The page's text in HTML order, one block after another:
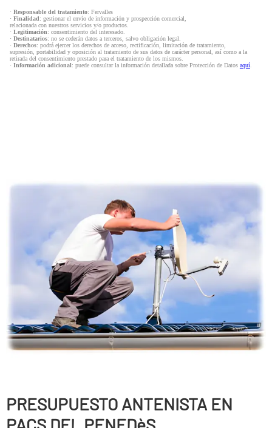
· Responsable del tratamiento: Fervalles
· Finalidad: gestionar el envío de información y prospección comercial,
relacionada con nuestros servicios y/o productos.
· Legitimación: consentimiento del interesado.
· Destinatarios: no se cederán datos a terceros, salvo obligación legal.
· Derechos: podrá ejercer los derechos de acceso, rectificación, limitación de tratamiento,
supresión, portabilidad y oposición al tratamiento de sus datos de carácter personal, así como a la
retirada del consentimiento prestado para el tratamiento de los mismos.
· Información adicional: puede consultar la información detallada sobre Protección de Datos aquí.
PRESUPUESTO ANTENISTA EN